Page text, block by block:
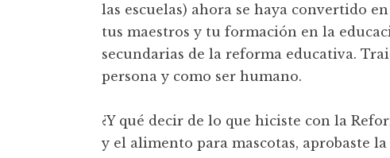
las escuelas) ahora se haya convertido
tus maestros y tu formación en la
secundarias de la reforma educativa.
persona y como ser humano.
¿Y qué decir de lo que hiciste con la
y el alimento para mascotas, aprobaste